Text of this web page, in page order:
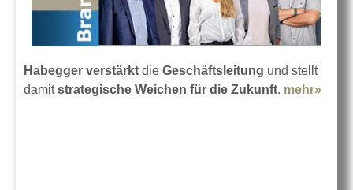
Habegger verstärkt die Geschäftsleitung und stellt
damitstrategische Weichen für die Zukunft. mehr»